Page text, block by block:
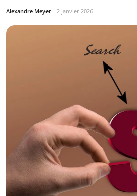
Alexandre Meyer 2 janvier 2026